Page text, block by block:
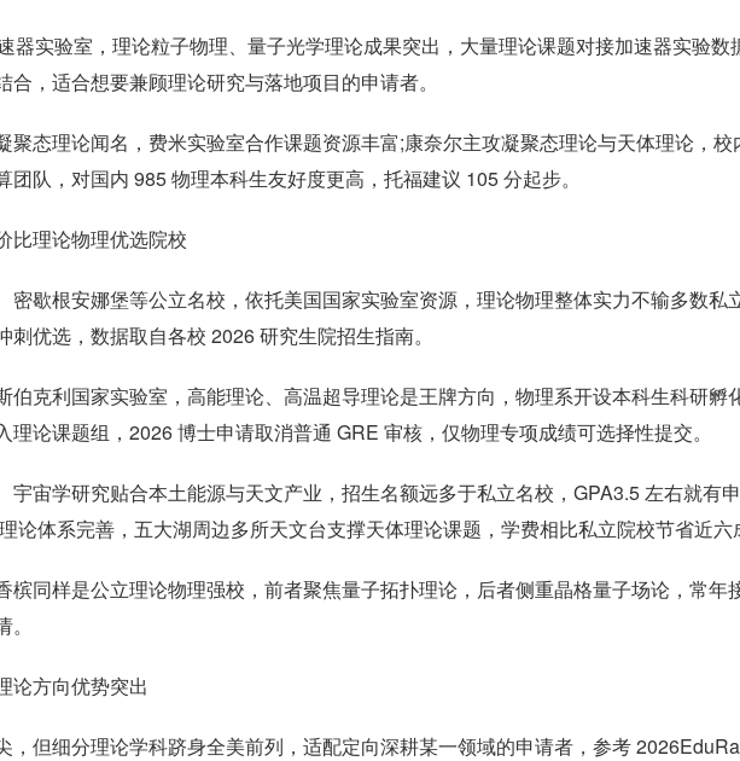
器实验室，理论粒子物理、量子光学理论成果突出，大量理论课题对接加速器实验数
，适合想要兼顾理论研究与落地项目的申请者。
聚态理论闻名，费米实验室合作课题资源丰富;康奈尔主攻凝聚态理论与天体理论，校
队，对国内 985 物理本科生友好度更高，托福建议 105 分起步。
比理论物理优选院校
密歇根安娜堡等公立名校，依托美国国家实验室资源，理论物理整体实力不输多数私
优选，数据取自各校 2026 研究生院招生指南。
伯克利国家实验室，高能理论、高温超导理论是王牌方向，物理系开设本科生科研孵
理论课题组，2026 博士申请取消普通 GRE 审核，仅物理专项成绩可选择性提交。
宇宙学研究贴合本土能源与天文产业，招生名额远多于私立名校，GPA3.5 左右就有
论体系完善，五大湖周边多所天文台支撑天体理论课题，学费相比私立院校节省近六
槟同样是公立理论物理强校，前者聚焦量子拓扑理论，后者侧重晶格量子场论，常年
论方向优势突出
，但细分理论学科跻身全美前列，适配定向深耕某一领域的申请者，参考